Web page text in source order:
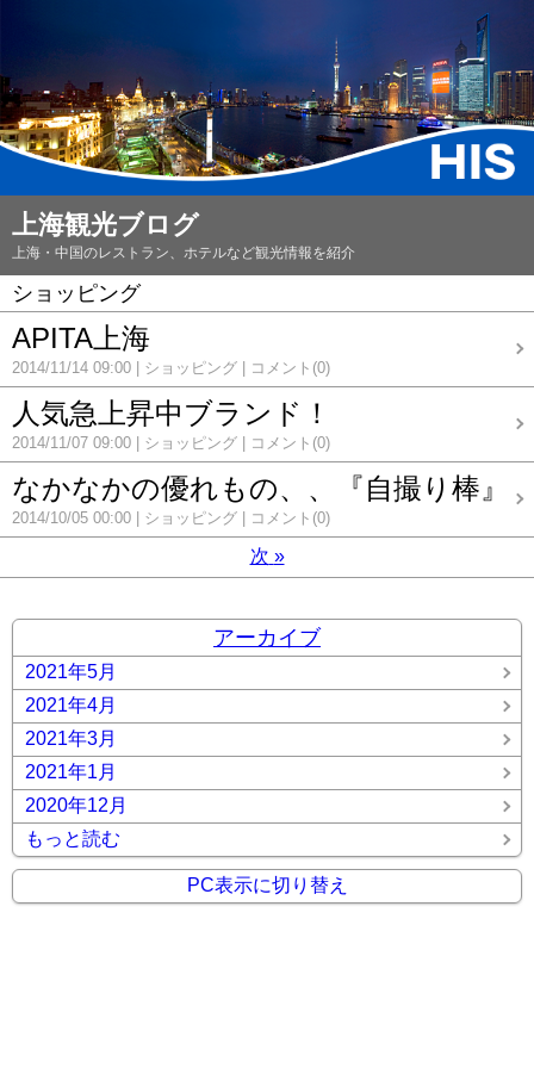
上海観光ブログ
上海・中国のレストラン、ホテルなど観光情報を紹介
ショッピング
APITA上海
2014/11/14 09:00 ショッピング コメント(0)
人気急上昇中ブランド！
2014/11/07 09:00 ショッピング コメント(0)
なかなかの優れもの、、『自撮り棒』
2014/10/05 00:00 ショッピング コメント(0)
次 »
アーカイブ
2021年5月
2021年4月
2021年3月
2021年1月
2020年12月
もっと読む
PC表示に切り替え